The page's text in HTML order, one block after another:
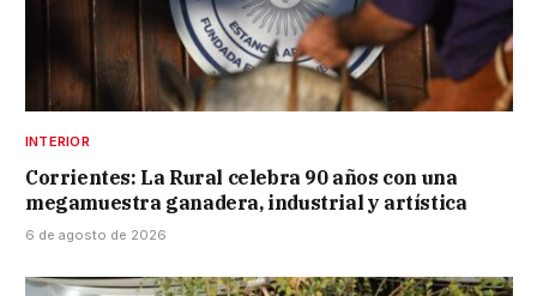
INTERIOR
Corrientes: La Rural celebra 90 años con una
megamuestra ganadera, industrial y artística
6 de agosto de 2026